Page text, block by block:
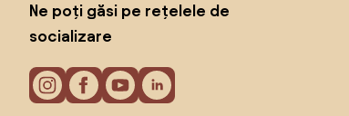
Ne poți găsi pe rețelele de
socializare